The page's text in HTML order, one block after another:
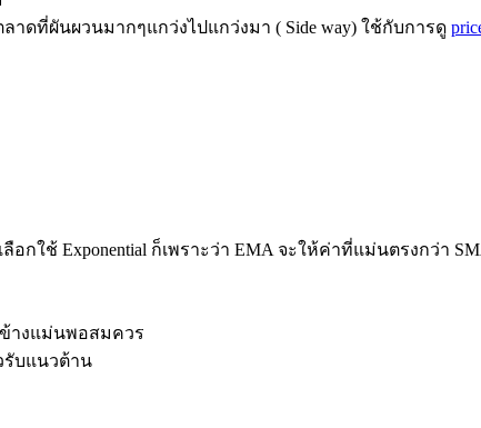
าดที่ผันผวนมากๆแกว่งไปแกว่งมา ( Side way) ใช้กับการดู
อกใช้ Exponential ก็เพราะว่า EMA จะให้ค่าที่แม่นตรงกว่า
ข้างแม่นพอสมควร
รับแนวต้าน